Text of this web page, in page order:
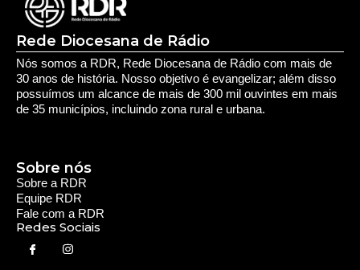
Rede Diocesana de Rádio
Nós somos a RDR, Rede Diocesana de Rádio com mais de
30 anos de história. Nosso objetivo é evangelizar; além disso
possuímos um alcance de mais de 300 mil ouvintes em mais
de 35 municípios, incluindo zona rural e urbana.
Sobre a RDR
Equipe RDR
Fale com a RDR
Redes Sociais
Sobre nós